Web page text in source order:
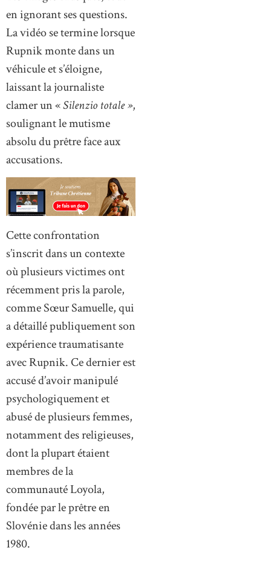
en ignorant ses questions.
La vidéo se termine lorsque
Rupnik monte dans un
véhicule et s’éloigne,
laissant la journaliste
clamer un «Silenzio totale »,
soulignant le mutisme
absolu du prêtre face aux
accusations.
Cette confrontation
s’inscrit dans un contexte
où plusieurs victimes ont
récemment pris la parole,
comme Sœur Samuelle, qui
a détaillé publiquement son
expérience traumatisante
avec Rupnik. Ce dernier est
accusé d’avoir manipulé
psychologiquement et
abusé de plusieurs femmes,
notamment des religieuses,
dont la plupart étaient
membres de la
communauté Loyola,
fondée par le prêtre en
Slovénie dans les années
1980.